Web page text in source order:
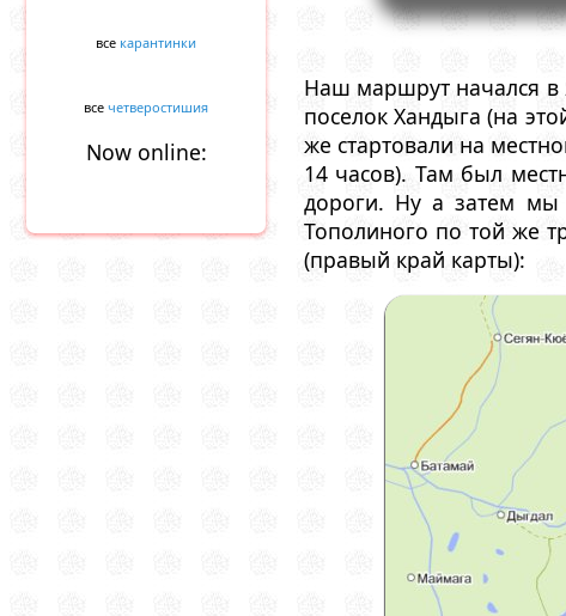
все карантинки
все четверостишия
Now online:
Наш маршрут начался в
поселок Хандыга (на
же стартовали на
14 часов). Там был
дороги. Ну а затем мы
Тополиного по той же
(правый край карты):